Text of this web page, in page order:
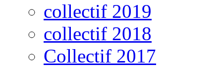
collectif 2019
collectif 2018
Collectif 2017